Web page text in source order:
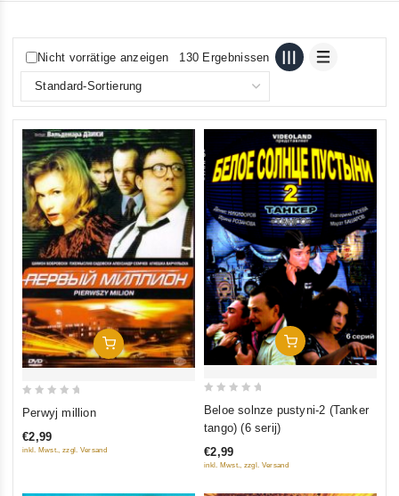
Nicht vorrätige anzeigen 130 Ergebnissen
In Den Warenkorb
of
Perwyj million
€2,99
inkl. Mwst., zzgl. Versand
In Den Warenkorb
5
Beloe solnze pustyni-2 (Tanker
tango) (6 serij)
€2,99
inkl. Mwst., zzgl. Versand